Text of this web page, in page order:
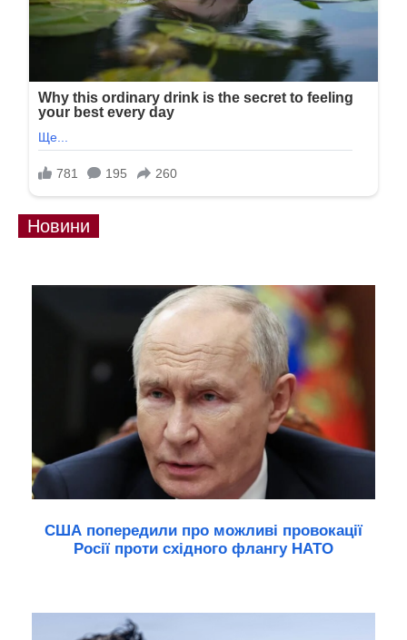
Новини
США попередили про можливі провокації
Росії проти східного флангу НАТО